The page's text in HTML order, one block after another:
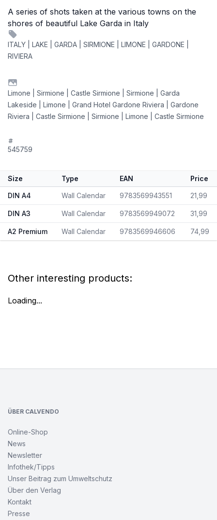
A series of shots taken at the various towns on the
shores of beautiful Lake Garda in Italy
ITALY | LAKE | GARDA | SIRMIONE | LIMONE | GARDONE |
RIVIERA
Limone | Sirmione | Castle Sirmione | Sirmione | Garda
Lakeside | Limone | Grand Hotel Gardone Riviera | Gardone
Riviera | Castle Sirmione | Sirmione | Limone | Castle Sirmione
545759
Size Type EAN Price
DIN A4 Wall Calendar 9783569943551 21,99
DIN A3 Wall Calendar 9783569949072 31,99
A2 Premium Wall Calendar 9783569946606 74,99
Other interesting products:
Loading...
ÜBER CALVENDO
Online-Shop
News
Newsletter
Infothek/Tipps
Unser Beitrag zum Umweltschutz
Über den Verlag
Kontakt
Presse